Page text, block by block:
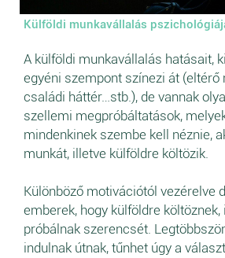
Külföldi munkavállalás
A külföldi munkavállalás hatásait,
egyéni szempont színezi át (eltérő
családi háttér…stb.), de vannak
szellemi megpróbáltatások,
mindenkinek szembe kell néznie,
munkát, illetve külföldre költözik.
Különböző motivációtól vezérelve
emberek, hogy külföldre költöznek,
próbálnak szerencsét.
indulnak útnak, tűnhet úgy a